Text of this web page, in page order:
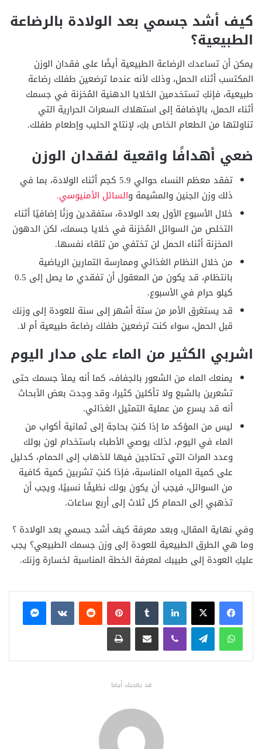
كيف أشد جسمي بعد الولادة بالرضاعة
الطبيعية؟
يمكن أن تساعدك الرضاعة الطبيعية أيضًا على فقدان الوزن
المكتسب أثناء الحمل، وذلك لأنه عندما ترضعين طفلك رضاعة
طبيعية، فإنكِ تستخدمين الخلايا الدهنية المُخزنة في جسمك
أثناء الحمل، بالإضافة إلى استهلاك السعرات الحرارية التي
تناولتها من الطعام الخاص بكِ، لإنتاج الحليب وإطعام طفلك.
ضعي أهدافًا واقعية لفقدان الوزن
تفقد معظم النساء حوالي 5.9 كجم أثناء الولادة، بما في
ذلك وزن الجنين والمشيمة والسائل الأمنيوسي.
خلال الأسبوع الأول بعد الولادة، ستفقدين وزنًا إضافيًا أثناء
التخلص من السوائل المُخزنة في خلايا جسمك، لكن الدهون
المخزنة أثناء الحمل لن تختفي من تلقاء نفسها.
من خلال النظام الغذائي وممارسة التمارين الرياضية
بانتظام، قد يكون من المعقول أن تفقدي ما يصل إلى 0.5
كيلو حرام في الأسبوع.
قد يستغرق الأمر من ستة أشهر إلى سنة للعودة إلى وزنك
قبل الحمل، سواء كنت ترضعين طفلك رضاعة طبيعية أم لا.
اشربي الكثير من الماء على مدار اليوم
يمنعك الماء من الشعور بالجفاف، كما أنه يملأ جسمك حتى
تشعرين بالشبع ولا تأكلين كثيرا، وقد وجدت بعض الأبحاث
أنه قد يسرع من عملية التمثيل الغذائي.
ليس من المؤكد ما إذا كنتِ بحاجة إلى ثمانية أكواب من
الماء في اليوم، لذلك يوصي الأطباء باستخدام لون بولك
وعدد المرات التي تحتاجين فيها للذهاب إلى الحمام، كدليل
على كمية المياه المناسبة، فإذا كنتِ تشربين كمية كافية
من السوائل، فيجب أن يكون بولك نظيفًا نسبيًا، ويجب أن
تذهبي إلى الحمام كل ثلاث إلى أربع ساعات.
وفي نهاية المقال، وبعد معرفة كيف أشد جسمي بعد الولادة ؟
وما هي الطرق الطبيعية للعودة إلى وزن جسمك الطبيعي؟ يجب
عليكِ العودة إلى طبيبك لمعرفة الخطة المناسبة لخسارة وزنك.
فيسبوكX لينكدإن بينتيريست
ماسنجر
واتساب تيلقرام ڤايبر مشاركة عبر البريد طباعة
قد يعجبك أيضا